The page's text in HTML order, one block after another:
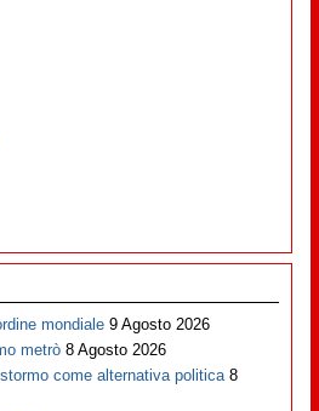
mondiale 9 Agosto 2026
metrò 8 Agosto 2026
come alternativa politica 8